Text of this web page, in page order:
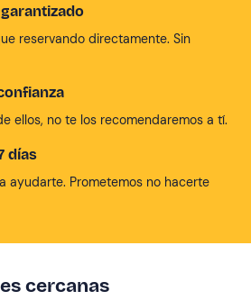
reservando directamente. Sin
ellos, no te los recomendaremos a tí.
días
ayudarte. Prometemos no hacerte
cercanas